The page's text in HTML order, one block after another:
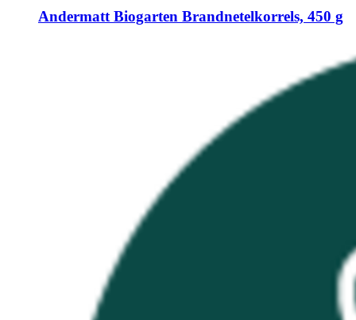
Andermatt Biogarten Brandnetelkorrels, 450 g